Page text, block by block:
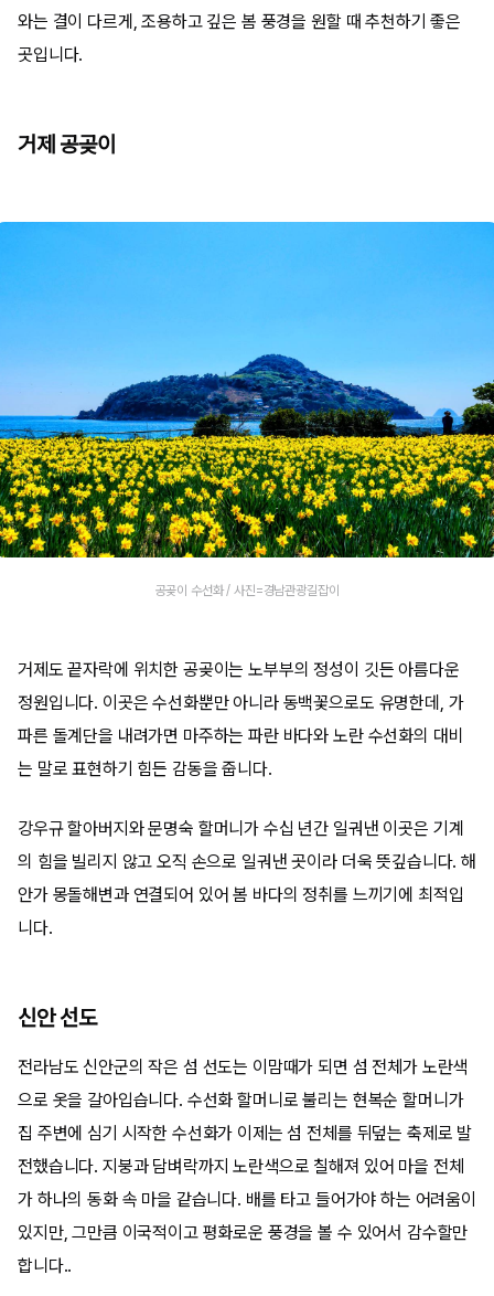
와는 결이 다르게, 조용하고 깊은 봄 풍경을 원할 때 추천하기 좋은
곳입니다.
거제 공곶이
공곶이 수선화 / 사진=경남관광길잡이
거제도 끝자락에 위치한 공곶이는 노부부의 정성이 깃든 아름다운
정원입니다. 이곳은 수선화뿐만 아니라 동백꽃으로도 유명한데, 가
파른 돌계단을 내려가면 마주하는 파란 바다와 노란 수선화의 대비
는 말로 표현하기 힘든 감동을 줍니다.
강우규 할아버지와 문명숙 할머니가 수십 년간 일궈낸 이곳은 기계
의 힘을 빌리지 않고 오직 손으로 일궈낸 곳이라 더욱 뜻깊습니다. 해
안가 몽돌해변과 연결되어 있어 봄 바다의 정취를 느끼기에 최적입
니다.
신안 선도
전라남도 신안군의 작은 섬 선도는 이맘때가 되면 섬 전체가 노란색
으로 옷을 갈아입습니다. 수선화 할머니로 불리는 현복순 할머니가
집 주변에 심기 시작한 수선화가 이제는 섬 전체를 뒤덮는 축제로 발
전했습니다. 지붕과 담벼락까지 노란색으로 칠해져 있어 마을 전체
가 하나의 동화 속 마을 같습니다. 배를 타고 들어가야 하는 어려움이
있지만, 그만큼 이국적이고 평화로운 풍경을 볼 수 있어서 감수할만
합니다..